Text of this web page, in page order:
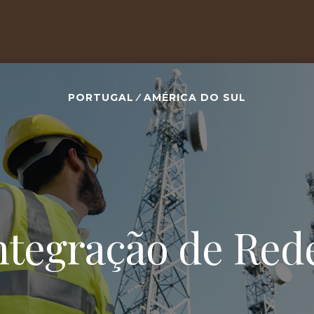
PORTUGAL / AMÉRICA DO SUL
de